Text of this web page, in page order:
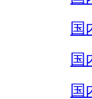
国
国
国